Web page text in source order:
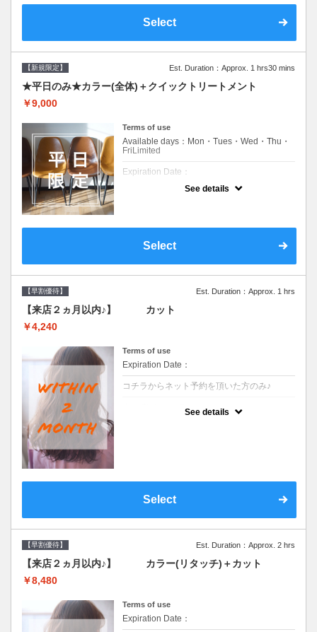
平日クーポン●シャンプーブロー込●ロング料
提案させて頂きます●選べるシャンプー付き●
Select
【新規限定】 Est. Duration：Approx. 1 hrs30 mins
★平日のみ★カラー(全体)＋クイックトリートメント
￥9,000
Terms of use
Available days：Mon・Tues・Wed・Thu・
FriLimited
Expiration Date：
新規限定の平日のみのクーポンです★
平日クーポン●シャンプーブロー込●ロング料
提案させて頂きます●選べるシャンプー付き●
See details
Select
【早割優待】 Est. Duration：Approx. 1 hrs
【来店２ヵ月以内♪】 カット
￥4,240
Terms of use
Expiration Date：
コチラからネット予約を頂いた方のみ♪
See details
Select
【早割優待】 Est. Duration：Approx. 2 hrs
【来店２ヵ月以内♪】 カラー(リタッチ)＋カット
￥8,480
Terms of use
Expiration Date：